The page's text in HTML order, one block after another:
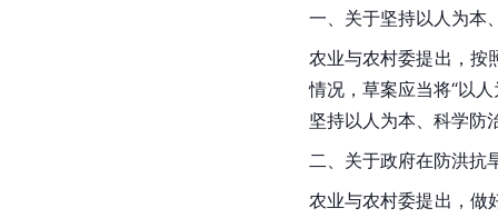
一、关于坚持以人为本
农业与农村委提出，按
情况，草案应当将“以
坚持以人为本、科学防
二、关于政府在防洪抗
农业与农村委提出，做